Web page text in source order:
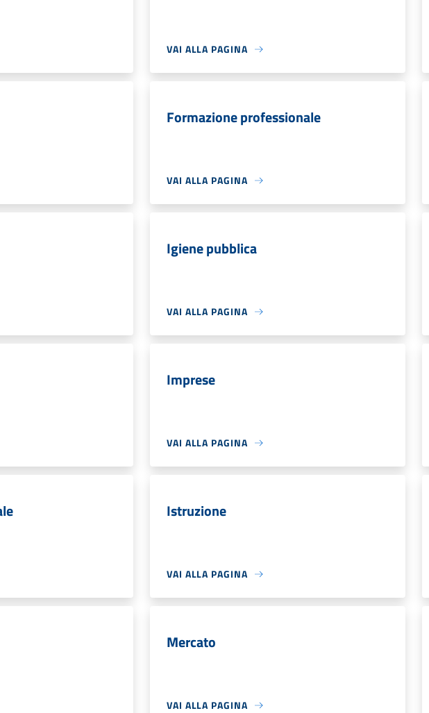
VAI ALLA PAGINA
Formazione professionale
VAI ALLA PAGINA
Igiene pubblica
VAI ALLA PAGINA
Imprese
VAI ALLA PAGINA
Istruzione
VAI ALLA PAGINA
Mercato
VAI ALLA PAGINA